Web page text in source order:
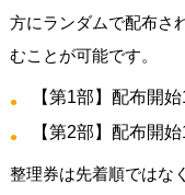
方にランダムで配布さ
むことが可能です。
【第1部】配布開
【第2部】配布開
整理券は先着順ではな